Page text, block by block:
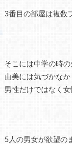
3番目の部屋は複数
そこには中学の時
由美には気づかな
男性だけではなく女
5人の男女が欲望の